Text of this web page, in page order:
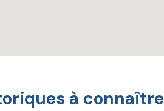
à connaître